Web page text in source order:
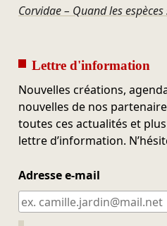
Corvidae – Quand les
Lettre d'information
Nouvelles créations,
nouvelles de nos
toutes ces actualités et
lettre d’information.
Adresse e-mail